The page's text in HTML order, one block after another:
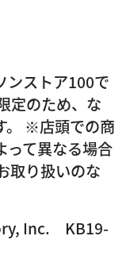
ンストア100で
定のため、な
。 ※店頭での商
って異なる場合
取り扱いのな
Inc. KB19-